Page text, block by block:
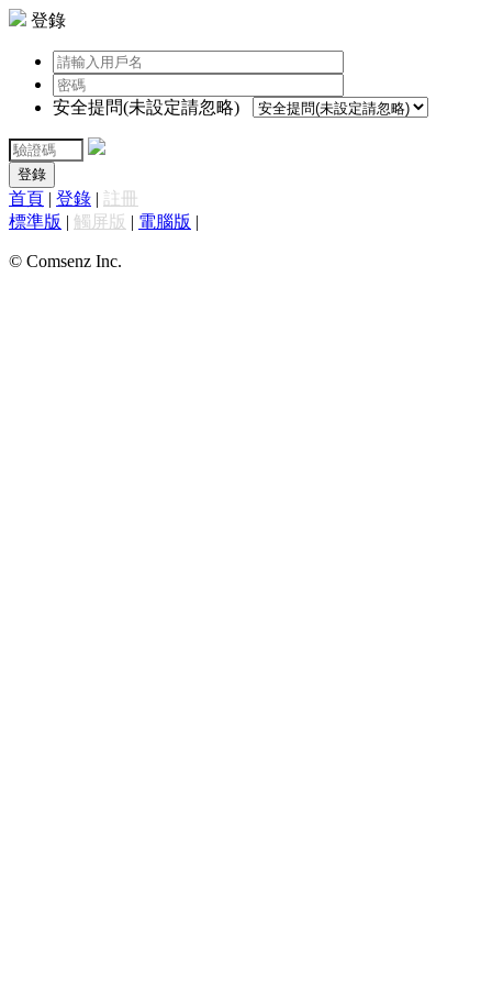
登錄
安全提問(未設定請忽略)
登錄
首頁 | 登錄 | 註冊
標準版 | 觸屏版 | 電腦版 |
© Comsenz Inc.